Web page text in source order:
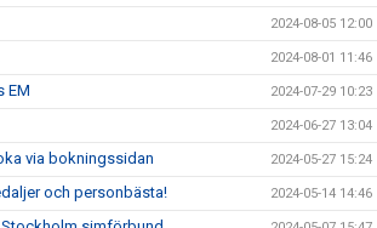
2024-08-05 12:00
2024-08-01 11:46
EM 2024-07-29 10:23
2024-06-27 13:04
via bokningssidan 2024-05-27 15:24
och personbästa! 2024-05-14 14:46